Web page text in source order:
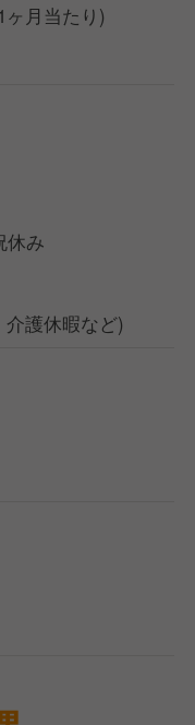
月当たり)
休み
護休暇など)